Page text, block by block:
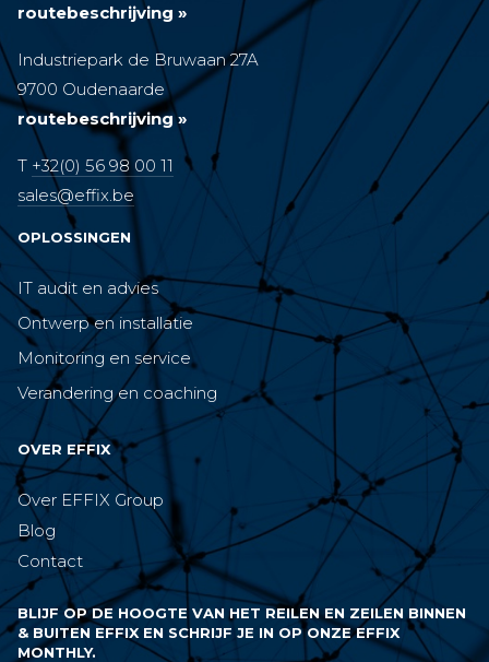
routebeschrijving »
Industriepark de Bruwaan 27A
9700 Oudenaarde
routebeschrijving »
T +32(0) 56 98 00 11
sales@effix.be
OPLOSSINGEN
IT audit en advies
Ontwerp en installatie
Monitoring en service
Verandering en coaching
OVER EFFIX
Over EFFIX Group
Blog
Contact
BLIJF OP DE HOOGTE VAN HET REILEN EN ZEILEN BINNEN
& BUITEN EFFIX EN SCHRIJF JE IN OP ONZE EFFIX
MONTHLY.